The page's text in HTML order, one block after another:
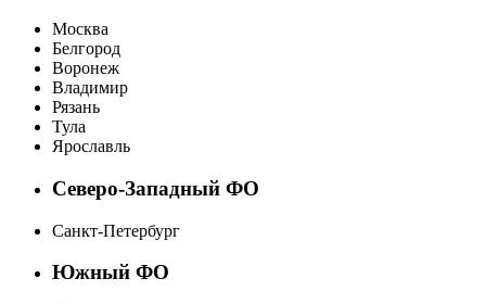
Москва
Белгород
Воронеж
Владимир
Рязань
Тула
Ярославль
Северо-Западный ФО
Санкт-Петербург
Южный ФО